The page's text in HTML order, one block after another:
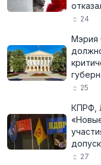
24
Мэрия
25
КПРФ,
27